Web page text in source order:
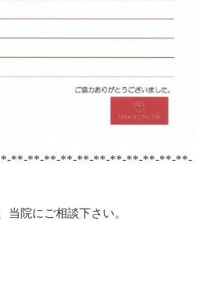
**-**-**-**-**-**-**-**-**-**-**-
当院にご相談下さい。